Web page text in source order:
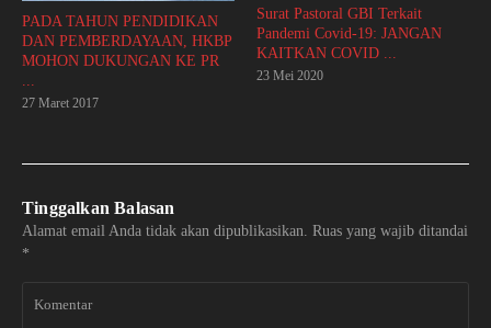
PADA TAHUN PENDIDIKAN
DAN PEMBERDAYAAN, HKBP
MOHON DUKUNGAN KE PR
...
27 Maret 2017
Surat Pastoral GBI Terkait
Pandemi Covid-19: JANGAN
KAITKAN COVID ...
23 Mei 2020
Tinggalkan Balasan
Alamat email Anda tidak akan dipublikasikan. Ruas yang wajib ditandai
*